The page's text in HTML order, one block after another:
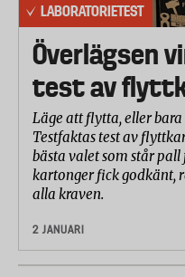
LABORATORIETEST
Överlägsen
test av
Läge att flytta, eller
Testfaktas test av
bästa valet som står
kartonger fick godkänt,
alla kraven.
2 JANUARI